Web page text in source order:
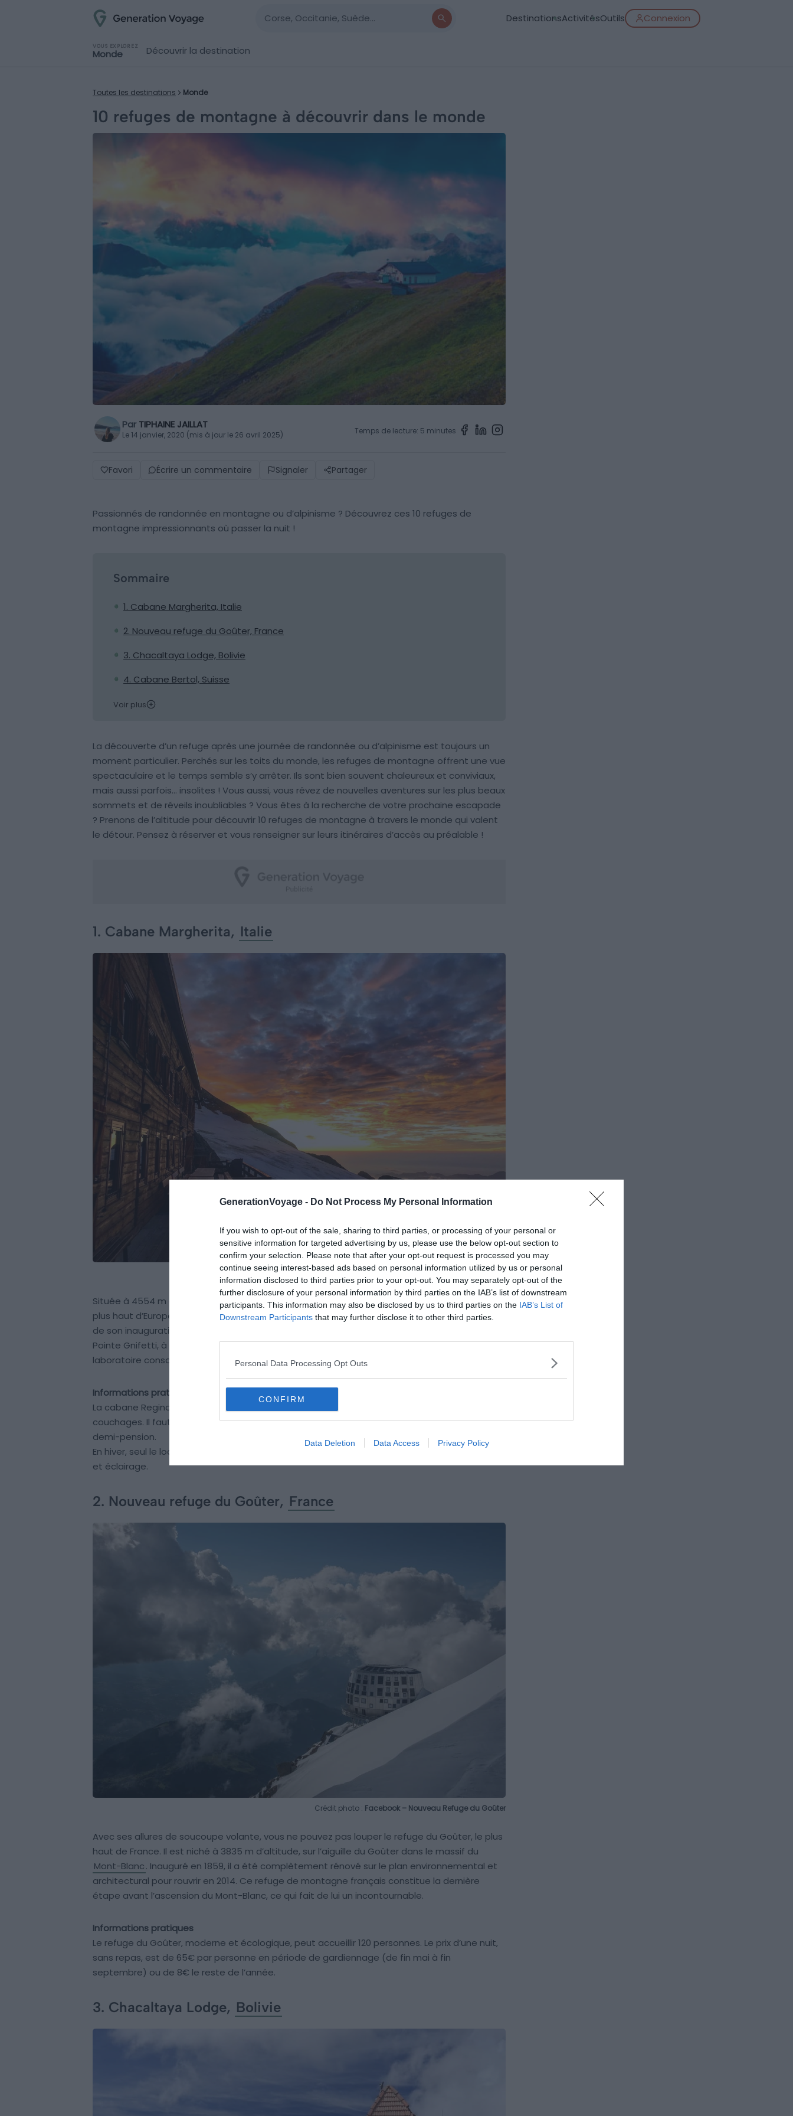
GenerationVoyage - Do Not Process My Personal Information
If you wish to opt-out of the sale, sharing to third parties, or processing of your personal or
sensitive information for targeted advertising by us, please use the below opt-out section to
confirm your selection. Please note that after your opt-out request is processed you may
continue seeing interest-based ads based on personal information utilized by us or personal
information disclosed to third parties prior to your opt-out. You may separately opt-out of the
further disclosure of your personal information by third parties on the IAB’s list of downstream
participants. This information may also be disclosed by us to third parties on the IAB’s List of
Downstream Participants that may further disclose it to other third parties.
Personal Data Processing Opt Outs
CONFIRM
Data Deletion Data Access Privacy Policy
DestinationsActivitésOutils Connexion
VOUS EXPLOREZ
Monde Découvrir la destination
Toutes les destinations Monde
10 refuges de montagne à découvrir dans le monde
Par TIPHAINE JAILLAT
Le 14 janvier, 2020 (mis à jour le 26 avril 2025) Temps de lecture: 5 minutes
Favori Écrire un commentaire Signaler Partager
Passionnés de randonnée en montagne ou d’alpinisme ? Découvrez ces 10 refuges de
montagne impressionnants où passer la nuit !
Sommaire
1. Cabane Margherita, Italie
2. Nouveau refuge du Goûter, France
3. Chacaltaya Lodge, Bolivie
4. Cabane Bertol, Suisse
Voir plus
La découverte d’un refuge après une journée de randonnée ou d’alpinisme est toujours un
moment particulier. Perchés sur les toits du monde, les refuges de montagne offrent une vue
spectaculaire et le temps semble s’y arrêter. Ils sont bien souvent chaleureux et conviviaux,
mais aussi parfois… insolites ! Vous aussi, vous rêvez de nouvelles aventures sur les plus beaux
sommets et de réveils inoubliables ? Vous êtes à la recherche de votre prochaine escapade
? Prenons de l’altitude pour découvrir 10 refuges de montagne à travers le monde qui valent
le détour. Pensez à réserver et vous renseigner sur leurs itinéraires d’accès au préalable !
1. Cabane Margherita, Italie
Crédit photo :Facebook – Rifugi Monterosa
Située à 4554 m d’altitude, la cabane Regina Margherita, en Italie, n’est autre que le refuge le
plus haut d’Europe. Elle doit son nom à la reine Marguerite de Savoie, qui y a passé la nuit lors
de son inauguration, en 1893. Ce refuge au faible impact environnemental se trouve sur la
Pointe Gnifetti, à la frontière italo-suisse dans le Massif du Mont Rose. Il abrite également un
laboratoire consacré à la recherche scientifique.
Informations pratiques
La cabane Regina Margherita, gardée de fin juin à début septembre, dispose de 70
couchages. Il faut compter 70€ par personne pour une nuit avec petit-déjeuner, ou 100€ en
demi-pension.
En hiver, seul le local d’une capacité de 12 lits est ouvert, avec couvertures, gaz pour cuisiner
et éclairage.
2. Nouveau refuge du Goûter, France
Crédit photo : Facebook – Nouveau Refuge du Goûter
Avec ses allures de soucoupe volante, vous ne pouvez pas louper le refuge du Goûter, le plus
haut de France. Il est niché à 3835 m d’altitude, sur l’aiguille du Goûter dans le massif du
Mont-Blanc. Inauguré en 1859, il a été complètement rénové sur le plan environnemental et
architectural pour rouvrir en 2014. Ce refuge de montagne français constitue la dernière
étape avant l’ascension du Mont-Blanc, ce qui fait de lui un incontournable.
Informations pratiques
Le refuge du Goûter, moderne et écologique, peut accueillir 120 personnes. Le prix d’une nuit,
sans repas, est de 65€ par personne en période de gardiennage (de fin mai à fin
septembre) ou de 8€ le reste de l’année.
3. Chacaltaya Lodge, Bolivie